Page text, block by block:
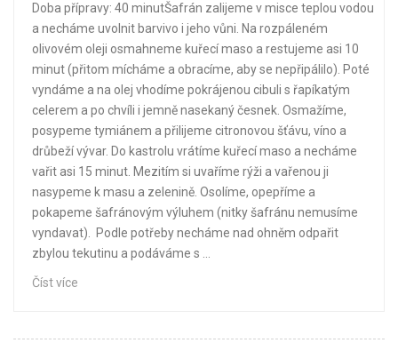
Doba přípravy: 40 minutŠafrán zalijeme v misce teplou vodou
a necháme uvolnit barvivo i jeho vůni. Na rozpáleném
olivovém oleji osmahneme kuřecí maso a restujeme asi 10
minut (přitom mícháme a obracíme, aby se nepřipálilo). Poté
vyndáme a na olej vhodíme pokrájenou cibuli s řapíkatým
celerem a po chvíli i jemně nasekaný česnek. Osmažíme,
posypeme tymiánem a přilijeme citronovou šťávu, víno a
drůbeží vývar. Do kastrolu vrátíme kuřecí maso a necháme
vařit asi 15 minut. Mezitím si uvaříme rýži a vařenou ji
nasypeme k masu a zelenině. Osolíme, opepříme a
pokapeme šafránovým výluhem (nitky šafránu nemusíme
vyndavat). Podle potřeby necháme nad ohněm odpařit
zbylou tekutinu a podáváme s ...
Číst více